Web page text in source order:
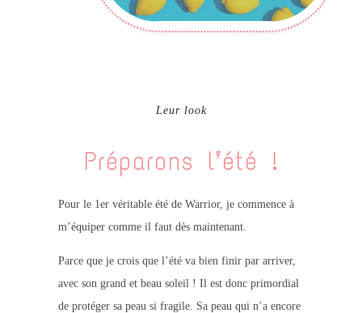
Leur look
Préparons l’été !
Pour le 1er véritable été de Warrior, je commence à
m’équiper comme il faut dès maintenant.
Parce que je crois que l’été va bien finir par arriver,
avec son grand et beau soleil ! Il est donc primordial
de protéger sa peau si fragile. Sa peau qui n’a encore